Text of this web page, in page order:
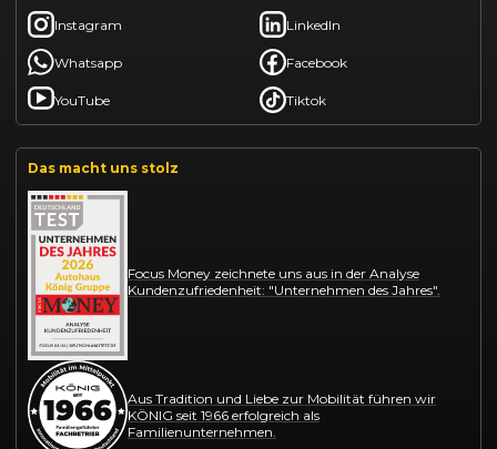
Instagram LinkedIn
Whatsapp Facebook
YouTube Tiktok
Das macht uns stolz
Focus Money zeichnete uns aus in der Analyse
Kundenzufriedenheit: "Unternehmen des Jahres".
Aus Tradition und Liebe zur Mobilität führen wir
KÖNIG seit 1966 erfolgreich als
Familienunternehmen.